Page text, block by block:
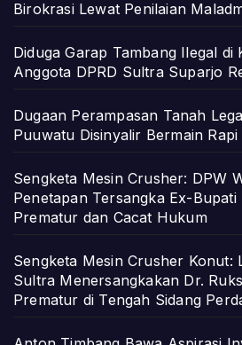
Birokrasi Lewat Penilaian
Diduga Garap Tambang Ilegal di
Anggota DPRD Sultra Suparjo
Dugaan Perampasan Tanah
Puuwatu Disinyalir Bermain Rapi
Sengketa Mesin Crusher: DPW
Penetapan Tersangka Ex-
Prematur dan Cacat Hukum
Sengketa Mesin Crusher Konut:
Sultra Menersangkakan Dr.
Prematur di Tengah Sidang